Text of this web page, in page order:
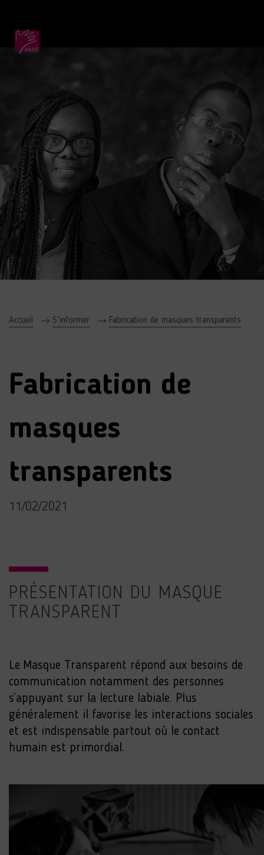
Accueil S'informer Fabrication de masques transparents
Fabrication de
masques
transparents
11/02/2021
PRÉSENTATION DU MASQUE
TRANSPARENT
Le Masque Transparent répond aux besoins de
communication notamment des personnes
s’appuyant sur la lecture labiale. Plus
généralement il favorise les interactions sociales
et est indispensable partout où le contact
humain est primordial.